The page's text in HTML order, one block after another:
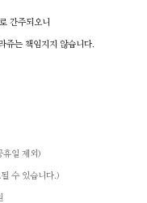
간주되오니
쥬는 책임지지 않습니다.
일 제외)
수 있습니다.)